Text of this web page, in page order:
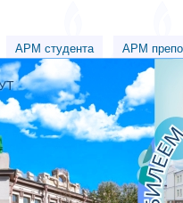
АРМ студента АРМ